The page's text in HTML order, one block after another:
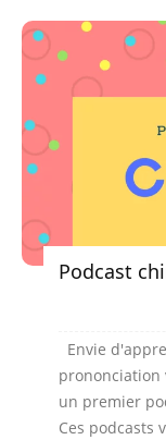
Podcast
Envie
prononciation
un premier
Ces podcasts